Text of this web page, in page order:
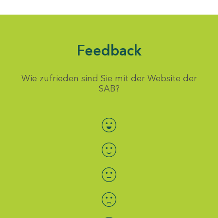
Feedback
Wie zufrieden sind Sie mit der Website der
SAB?
Bewertung auswählen